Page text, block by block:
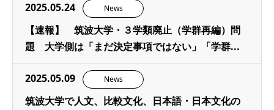
2025.05.24 News
【速報】 筑波大学・３学類廃止（学群再編）問
題 大学側は「まだ決定事項ではない」「学群...
2025.05.09 News
筑波大学で人文、比較文化、日本語・日本文化の